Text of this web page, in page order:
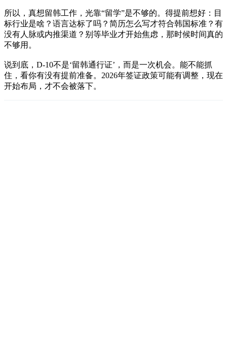
所以，真想留韩工作，光靠“留学”是不够的。得提前想好：目
标行业是啥？语言达标了吗？简历怎么写才符合韩国标准？有
没有人脉或内推渠道？别等毕业才开始焦虑，那时候时间真的
不够用。
说到底，D-10不是‘留韩通行证’，而是一次机会。能不能抓
住，看你有没有提前准备。2026年签证政策可能有调整，现在
开始布局，才不会被落下。